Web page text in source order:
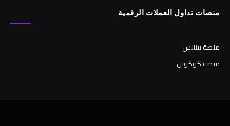
منصات تداول العملات الرقمية
منصة بينانس
منصة كوكوين